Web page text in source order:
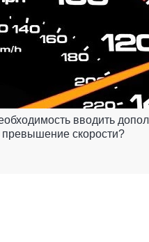
вводить
скорости?